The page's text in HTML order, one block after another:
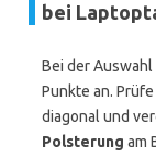
bei
Bei der
Punkte an.
diagonal und
Polsterung am